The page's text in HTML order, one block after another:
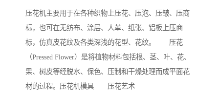
压花机主要用于在各种织物上压花、压泡、压皱、压商
标，也可在无纺布、涂层、人革、纸张、铝板上压商
标，仿真皮花纹及各类深浅的花型、花纹。 压花
（Pressed Flower）是将植物材料包括根、茎、叶、花、
果、树皮等经脱水、保色、压制和干燥处理而成平面花
材的过程。压花机模具 压花艺术